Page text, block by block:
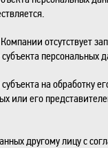
отсутствует
персональных
на обработку
или его
другому лицу с